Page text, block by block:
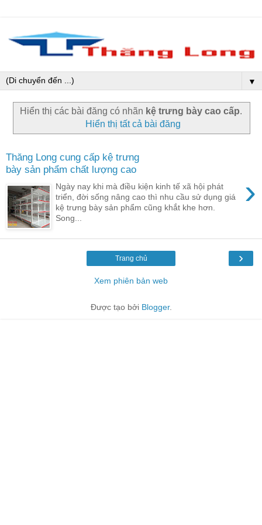
▼
Hiển thị các bài đăng có nhãn kệ trưng bày cao cấp.
Hiển thị tất cả bài đăng
Thăng Long cung cấp kệ trưng
bày sản phẩm chất lượng cao
›
Ngày nay khi mà điều kiện kinh tế xã hội phát
triển, đời sống nâng cao thì nhu cầu sử dụng giá
kệ trưng bày sản phẩm cũng khắt khe hơn.
Song...
›
Trang chủ
Xem phiên bản web
Được tạo bởi Blogger.